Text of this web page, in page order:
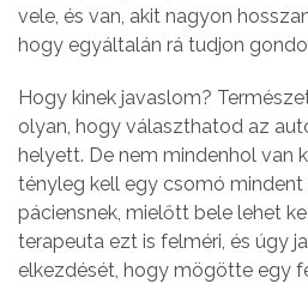
vele, és van, akit nagyon
hogy egyáltalán rá tudjon
Hogy kinek javaslom?
olyan, hogy választhatod az
helyett. De nem mindenhol van
tényleg kell egy csomó
páciensnek, mielőtt bele lehet
terapeuta ezt is felméri, és úgy
elkezdését, hogy mögötte egy